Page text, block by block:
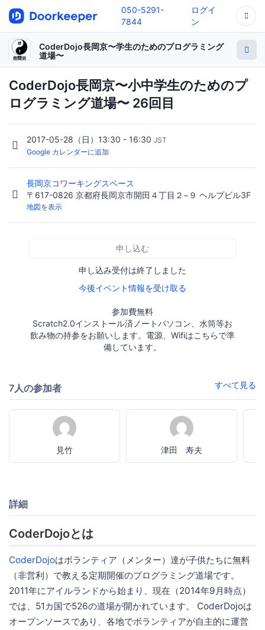
050-5291-
7844
ログイ
ン
CoderDojo長岡京〜学生のためのプログラミング
道場〜
CoderDojo長岡京〜小中学生のためのプ
ログラミング道場〜 26回目
2017-05-28（日）13:30 - 16:30 JST
Google カレンダーに追加
長岡京コワーキングスペース
〒617-0826 京都府長岡京市開田４丁目２−９ ヘルプビル3F
地図を表示
申し込む
申し込み受付は終了しました
今後イベント情報を受け取る
参加費無料
Scratch2.0インストール済ノートパソコン、水筒等お
飲み物の持参をお願いします。電源、Wifiはこちらで準
備しています。
7人の参加者 すべて見る
見竹 津田 寿夫
詳細
CoderDojoとは
CoderDojoはボランティア（メンター）達が子供たちに無料
（非営利）で教える定期開催のプログラミング道場です。
2011年にアイルランドから始まり、現在（2014年9月時点）
では、51カ国で526の道場が開かれています。 CoderDojoは
オープンソースであり、各地でボランティアが自主的に運営